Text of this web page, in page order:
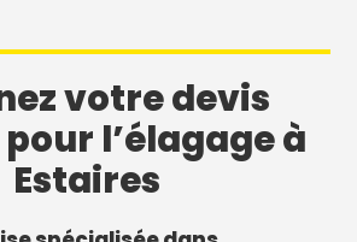
votre devis
l’élagage à
Estaires